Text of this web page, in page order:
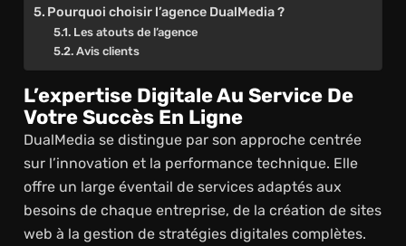
Pourquoi choisir l’agence DualMedia ?
Les atouts de l’agence
Avis clients
L’expertise Digitale Au Service De
Votre Succès En Ligne
DualMedia se distingue par son approche centrée
sur l’innovation et la performance technique. Elle
offre un large éventail de services adaptés aux
besoins de chaque entreprise, de la création de sites
web à la gestion de stratégies digitales complètes.